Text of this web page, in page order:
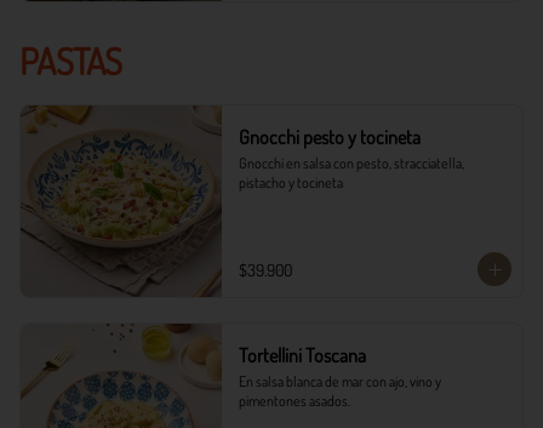
PASTAS
Gnocchi pesto y tocineta
Gnocchi en salsa con pesto, stracciatella,
pistacho y tocineta
$39.900
Tortellini Toscana
En salsa blanca de mar con ajo, vino y
pimentones asados.